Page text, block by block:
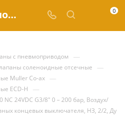
Клапан соленоидный ECD-H 10 NC 24VDC G3/8" 0 – 200 бар, Воздух/гелий, латунь, LED, 2 индуктивных концевых выключателя, НЗ, 2/2, Ду 10 мм, ID397851 купить за 165 751.42 ₽ | Valve.ru 0
с пневмоприводом —
соленоидные отсечные —
Muller Co-ax —
ECD-H —
24VDC G3/8" 0 – 200 бар, Воздух/
концевых выключателя, НЗ, 2/2, Ду